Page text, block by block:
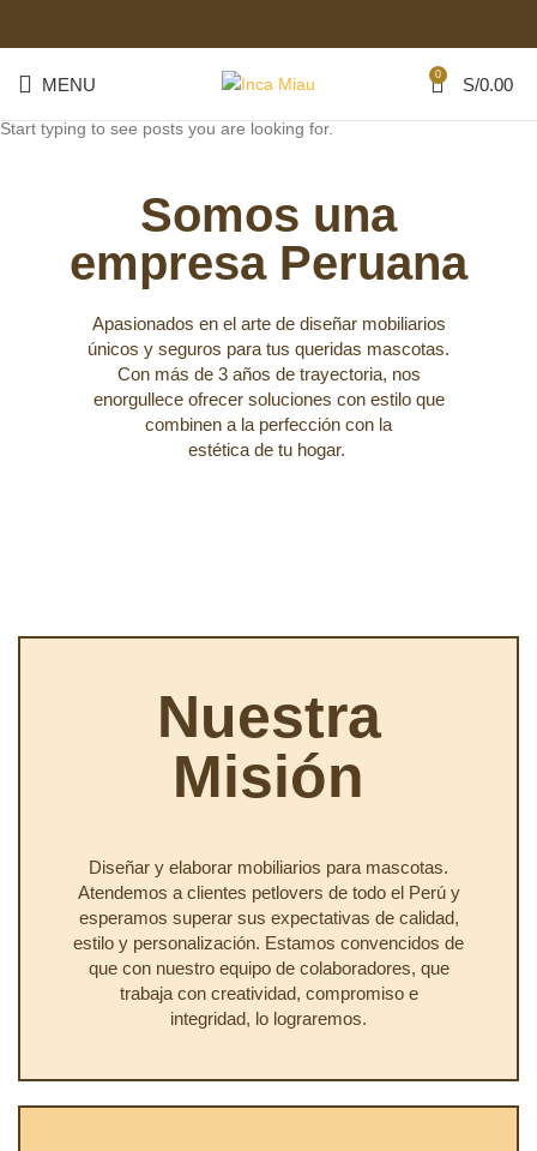
MENU 0 S/0.00
Somos una
empresa Peruana
Apasionados en el arte de diseñar mobiliarios
únicos y seguros para tus queridas mascotas.
Con más de 3 años de trayectoria, nos
enorgullece ofrecer soluciones con estilo que
combinen a la perfección con la
estética de tu hogar.
Nuestra
Misión
Diseñar y elaborar mobiliarios para mascotas.
Atendemos a clientes petlovers de todo el Perú y
esperamos superar sus expectativas de calidad,
estilo y personalización. Estamos convencidos de
que con nuestro equipo de colaboradores, que
trabaja con creatividad, compromiso e
integridad, lo lograremos.
Start typing to see posts you are looking for.